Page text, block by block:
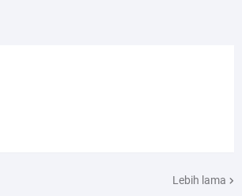
Lebih lama